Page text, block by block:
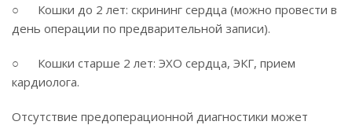
○ Кошки до 2 лет: скрининг сердца (можно провести в
день операции по предварительной записи).
○ Кошки старше 2 лет: ЭХО сердца, ЭКГ, прием
кардиолога.
Отсутствие предоперационной диагностики может